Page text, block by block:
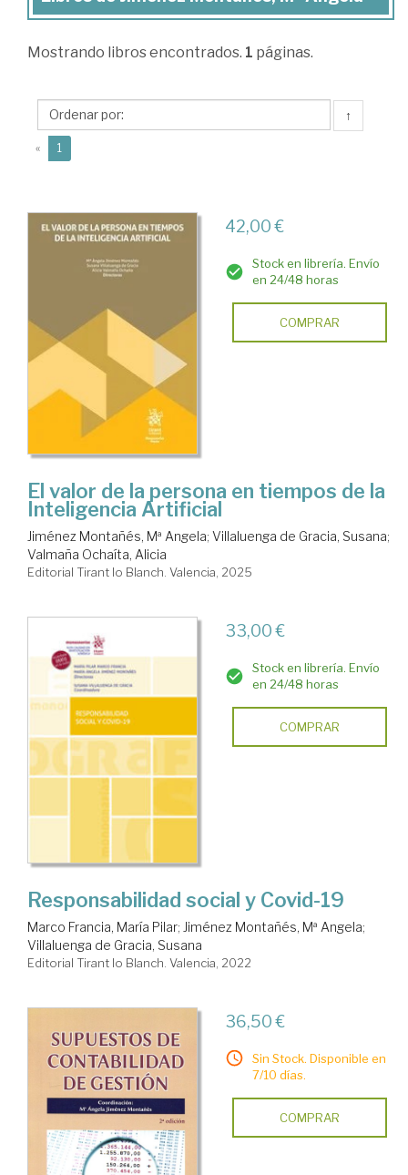
Jiménez
Mª
Angela
Mostrando libros encontrados. 1 páginas.
↑
« 1
42,00 €
Stock en librería. Envío
en 24/48 horas
COMPRAR
El valor de la persona en tiempos de la
Inteligencia Artificial
Jiménez Montañés, Mª Angela; Villaluenga de Gracia, Susana;
Valmaña Ochaíta, Alicia
Editorial Tirant lo Blanch. Valencia, 2025
33,00 €
Stock en librería. Envío
en 24/48 horas
COMPRAR
Responsabilidad social y Covid-19
Marco Francia, María Pilar; Jiménez Montañés, Mª Angela;
Villaluenga de Gracia, Susana
Editorial Tirant lo Blanch. Valencia, 2022
36,50 €
Sin Stock. Disponible en
7/10 días.
COMPRAR